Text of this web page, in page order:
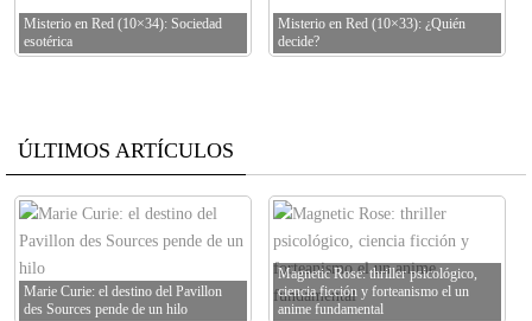
Misterio en Red (10×34): Sociedad
esotérica
Misterio en Red (10×33): ¿Quién
decide?
ÚLTIMOS ARTÍCULOS
Marie Curie: el destino del Pavillon
des Sources pende de un hilo
Magnetic Rose: thriller psicológico,
ciencia ficción y forteanismo el un
anime fundamental